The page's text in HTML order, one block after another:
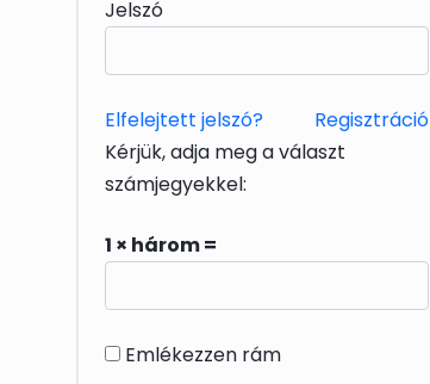
Jelszó
Elfelejtett jelszó?
Regisztráció
Kérjük, adja meg a választ
számjegyekkel:
1 × három =
Emlékezzen rám